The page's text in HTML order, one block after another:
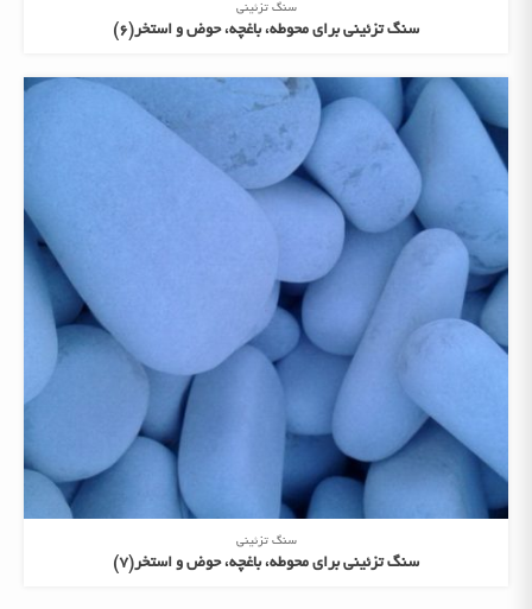
سنگ تزئینی
سنگ تزئینی برای محوطه، باغچه، حوض و استخر(6)
سنگ تزئینی
سنگ تزئینی برای محوطه، باغچه، حوض و استخر(7)